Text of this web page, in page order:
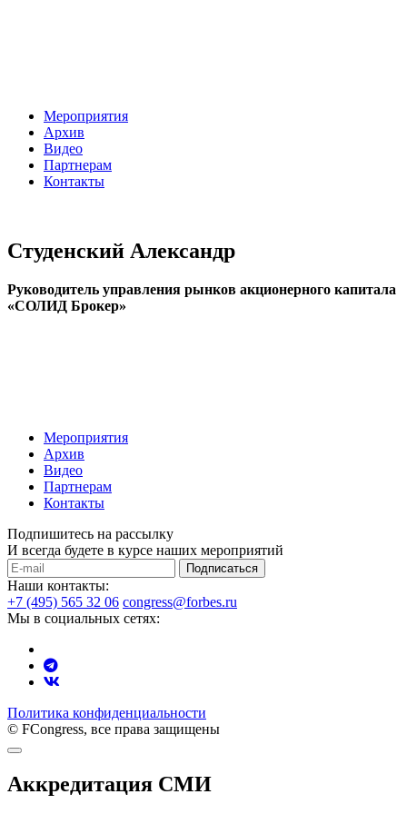
Мероприятия
Архив
Видео
Партнерам
Контакты
Студенский Александр
Руководитель управления рынков акционерного капитала
«СОЛИД Брокер»
Мероприятия
Архив
Видео
Партнерам
Контакты
Подпишитесь на рассылку
И всегда будете в курсе наших мероприятий
Подписаться
Наши контакты:
+7 (495) 565 32 06 congress@forbes.ru
Мы в социальных сетях:
Политика конфиденциальности
© FCongress, все права защищены
Аккредитация СМИ